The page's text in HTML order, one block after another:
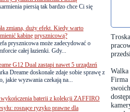
Firma
piersią tak bardzo chce Ci się
zmiana, duży efekt. Kiedy warto
kabinę prysznicową?
prysznicowa może zadecydować o
całej łazienki. Gdy...
G12 Dual zastąpi nawet 5 urządzeń
Dreame doskonale zdaje sobie sprawę z
jakie wyzwania czekają na...
baterii z kolekcji ZAFFIRO
rosnące ryzyko prawne dla